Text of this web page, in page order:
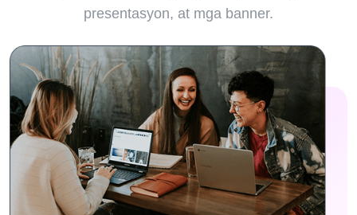
presentasyon, at mga banner.